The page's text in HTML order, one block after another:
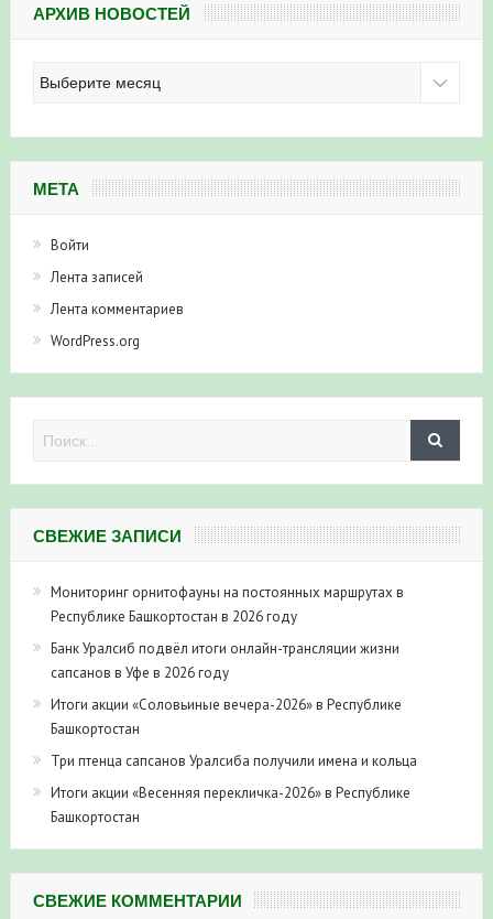
АРХИВ НОВОСТЕЙ
новостей
МЕТА
Войти
Лента записей
Лента комментариев
WordPress.org
СВЕЖИЕ ЗАПИСИ
Мониторинг орнитофауны на постоянных маршрутах в
Республике Башкортостан в 2026 году
Банк Уралсиб подвёл итоги онлайн-трансляции жизни
сапсанов в Уфе в 2026 году
Итоги акции «Соловьиные вечера-2026» в Республике
Башкортостан
Три птенца сапсанов Уралсиба получили имена и кольца
Итоги акции «Весенняя перекличка-2026» в Республике
Башкортостан
СВЕЖИЕ КОММЕНТАРИИ